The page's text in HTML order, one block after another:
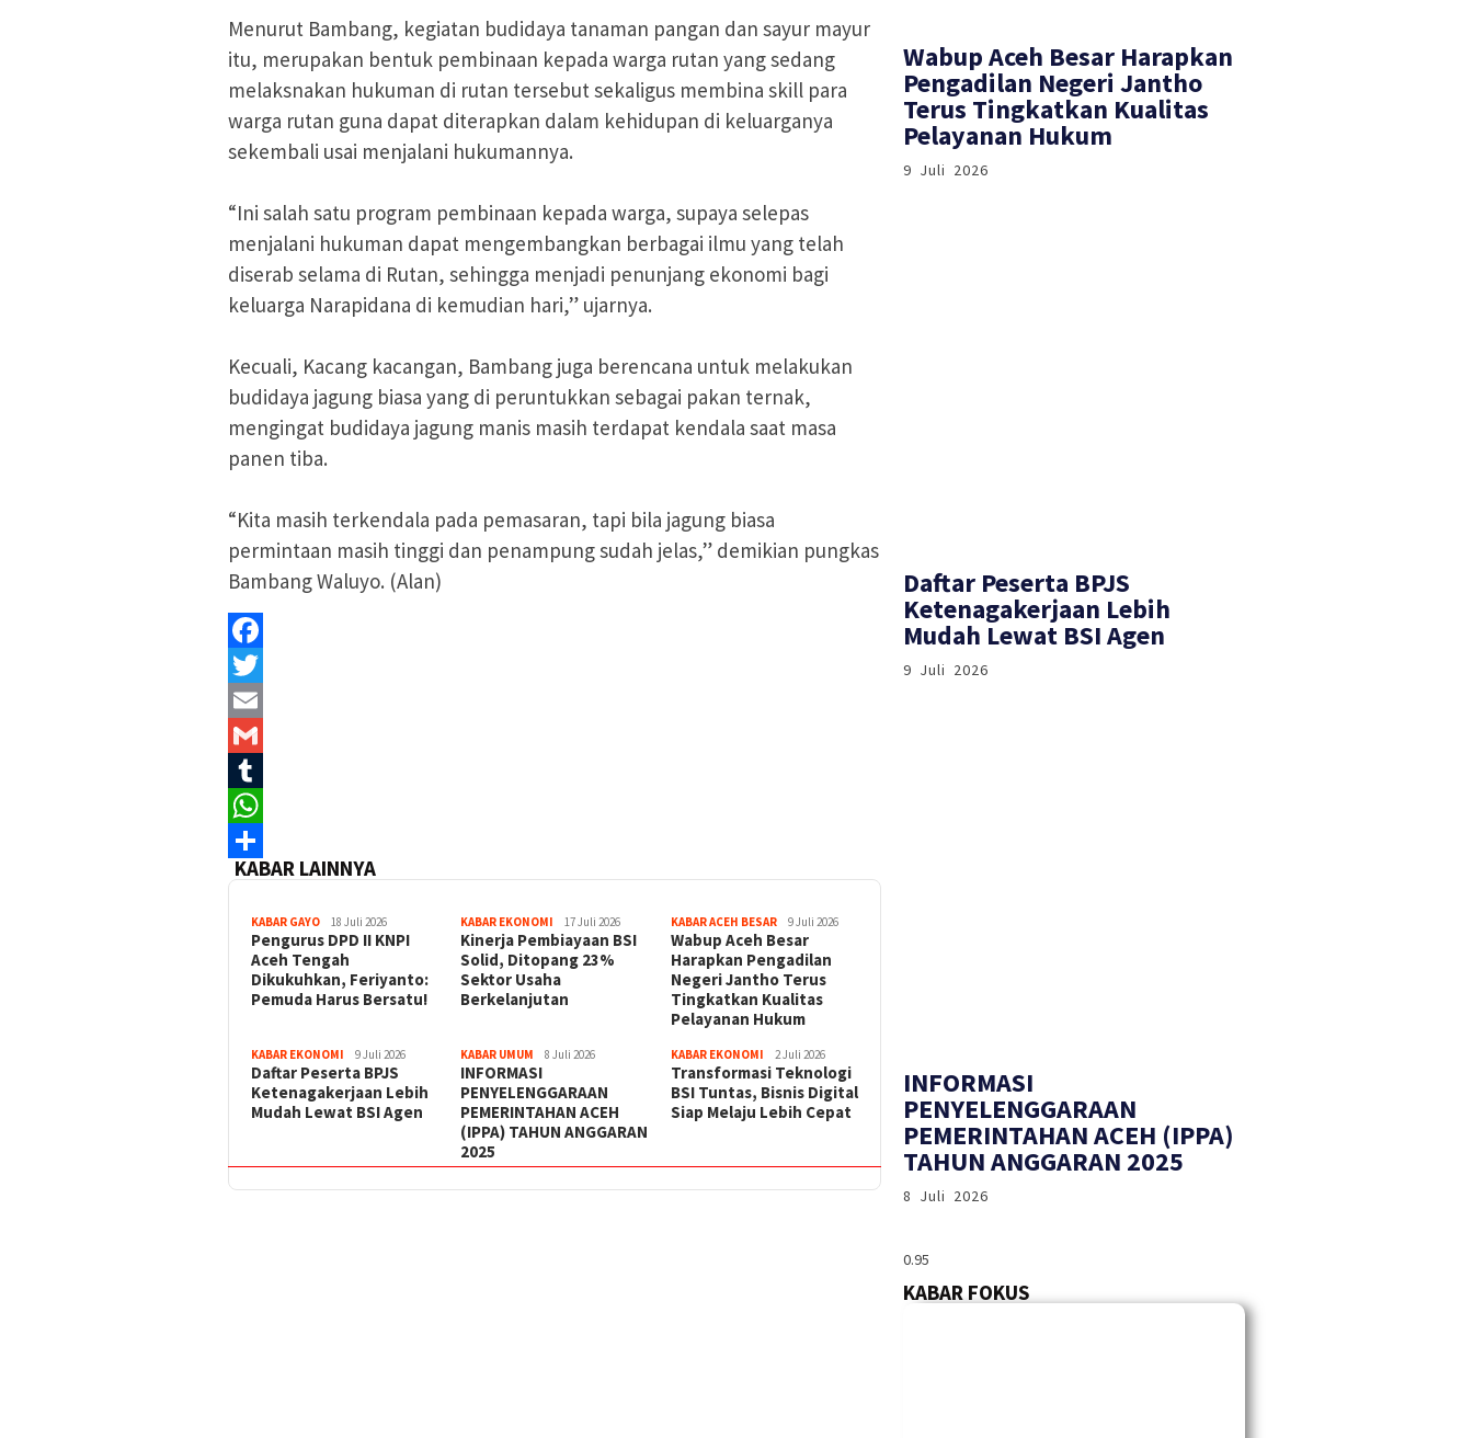
Menurut Bambang, kegiatan budidaya tanaman pangan dan sayur mayur
itu, merupakan bentuk pembinaan kepada warga rutan yang sedang
melaksnakan hukuman di rutan tersebut sekaligus membina skill para
warga rutan guna dapat diterapkan dalam kehidupan di keluarganya
sekembali usai menjalani hukumannya.
“Ini salah satu program pembinaan kepada warga, supaya selepas
menjalani hukuman dapat mengembangkan berbagai ilmu yang telah
diserab selama di Rutan, sehingga menjadi penunjang ekonomi bagi
keluarga Narapidana di kemudian hari,” ujarnya.
Kecuali, Kacang kacangan, Bambang juga berencana untuk melakukan
budidaya jagung biasa yang di peruntukkan sebagai pakan ternak,
mengingat budidaya jagung manis masih terdapat kendala saat masa
panen tiba.
“Kita masih terkendala pada pemasaran, tapi bila jagung biasa
permintaan masih tinggi dan penampung sudah jelas,” demikian pungkas
Bambang Waluyo. (Alan)
Facebook
Twitter
Email
Gmail
Tumblr
WhatsApp
Share
KABAR LAINNYA
KABAR GAYO 18 Juli 2026
‎Pengurus DPD II KNPI
Aceh Tengah
Dikukuhkan, Feriyanto:
Pemuda Harus Bersatu!
KABAR EKONOMI 17 Juli 2026
Kinerja Pembiayaan BSI
Solid, Ditopang 23%
Sektor Usaha
Berkelanjutan
KABAR ACEH BESAR 9 Juli 2026
Wabup Aceh Besar
Harapkan Pengadilan
Negeri Jantho Terus
Tingkatkan Kualitas
Pelayanan Hukum
KABAR EKONOMI 9 Juli 2026
Daftar Peserta BPJS
Ketenagakerjaan Lebih
Mudah Lewat BSI Agen
KABAR UMUM 8 Juli 2026
INFORMASI
PENYELENGGARAAN
PEMERINTAHAN ACEH
(IPPA) TAHUN ANGGARAN
2025
KABAR EKONOMI 2 Juli 2026
Transformasi Teknologi
BSI Tuntas, Bisnis Digital
Siap Melaju Lebih Cepat
Wabup Aceh Besar Harapkan
Pengadilan Negeri Jantho
Terus Tingkatkan Kualitas
Pelayanan Hukum
9 Juli 2026
Daftar Peserta BPJS
Ketenagakerjaan Lebih
Mudah Lewat BSI Agen
9 Juli 2026
INFORMASI
PENYELENGGARAAN
PEMERINTAHAN ACEH (IPPA)
TAHUN ANGGARAN 2025
8 Juli 2026
KABAR FOKUS